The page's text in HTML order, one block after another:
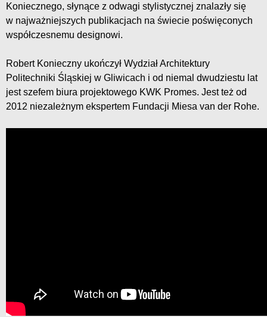
Koniecznego, słynące z odwagi stylistycznej znalazły się
w najważniejszych publikacjach na świecie poświęconych
współczesnemu designowi.
Robert Konieczny ukończył Wydział Architektury
Politechniki Śląskiej w Gliwicach i od niemal dwudziestu lat
jest szefem biura projektowego KWK Promes. Jest też od
2012 niezależnym ekspertem Fundacji Miesa van der Rohe.